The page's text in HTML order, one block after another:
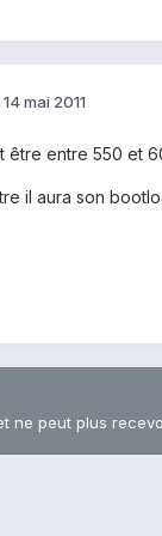
14 mai 2011
être entre 550 et
il aura son
ne peut plus